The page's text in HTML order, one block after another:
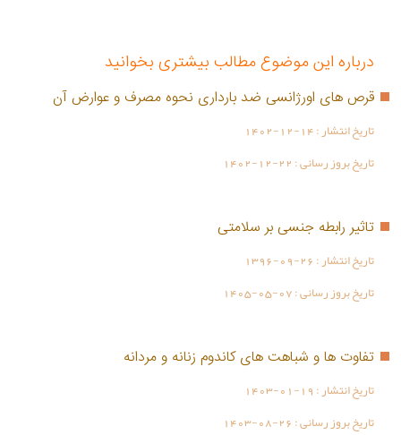
درباره این موضوع مطالب بیشتری بخوانید
قرص های اورژانسی ضد بارداری نحوه مصرف و عوارض آن
تاریخ انتشار :1402-12-14
تاریخ بروز رسانی :1402-12-22
تاثیر رابطه جنسی بر سلامتی
تاریخ انتشار :1396-09-26
تاریخ بروز رسانی :1405-05-07
تفاوت ها و شباهت های کاندوم زنانه و مردانه
تاریخ انتشار :1403-01-19
تاریخ بروز رسانی :1403-08-26